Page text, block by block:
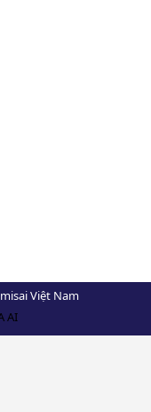
nhất của bộ đàm
Lone Worker,
thống bộ đàm số
Việt Nam